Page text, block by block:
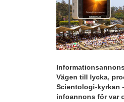
Vägen till lycka,
Scientologi-kyrkan
infoannons för var